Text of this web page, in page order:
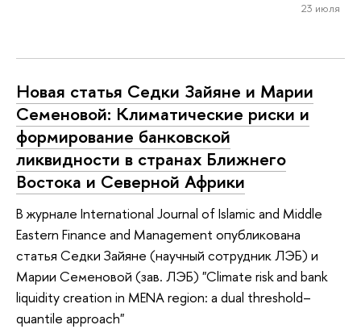
23 июля
Новая статья Седки Зайяне и Марии
Семеновой: Климатические риски и
формирование банковской
ликвидности в странах Ближнего
Востока и Северной Африки
В журнале International Journal of Islamic and Middle
Eastern Finance and Management опубликована
статья Седки Зайяне (научный сотрудник ЛЭБ) и
Марии Семеновой (зав. ЛЭБ) "Climate risk and bank
liquidity creation in MENA region: a dual threshold–
quantile approach"